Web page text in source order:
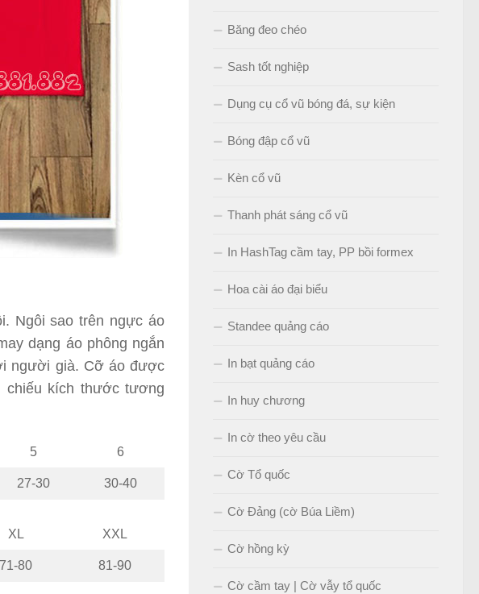
Ngôi sao trên ngực áo
dạng áo phông ngắn
người già. Cỡ áo được
chiếu kích thước tương
5 6
27-30 30-40
XL XXL
71-80 81-90
Băng đeo chéo
Sash tốt nghiệp
Dụng cụ cổ vũ bóng đá, sự kiện
Bóng đập cổ vũ
Kèn cổ vũ
Thanh phát sáng cổ vũ
In HashTag cầm tay, PP bồi formex
Hoa cài áo đại biểu
Standee quảng cáo
In bạt quảng cáo
In huy chương
In cờ theo yêu cầu
Cờ Tổ quốc
Cờ Đảng (cờ Búa Liềm)
Cờ hồng kỳ
Cờ cầm tay | Cờ vẫy tổ quốc